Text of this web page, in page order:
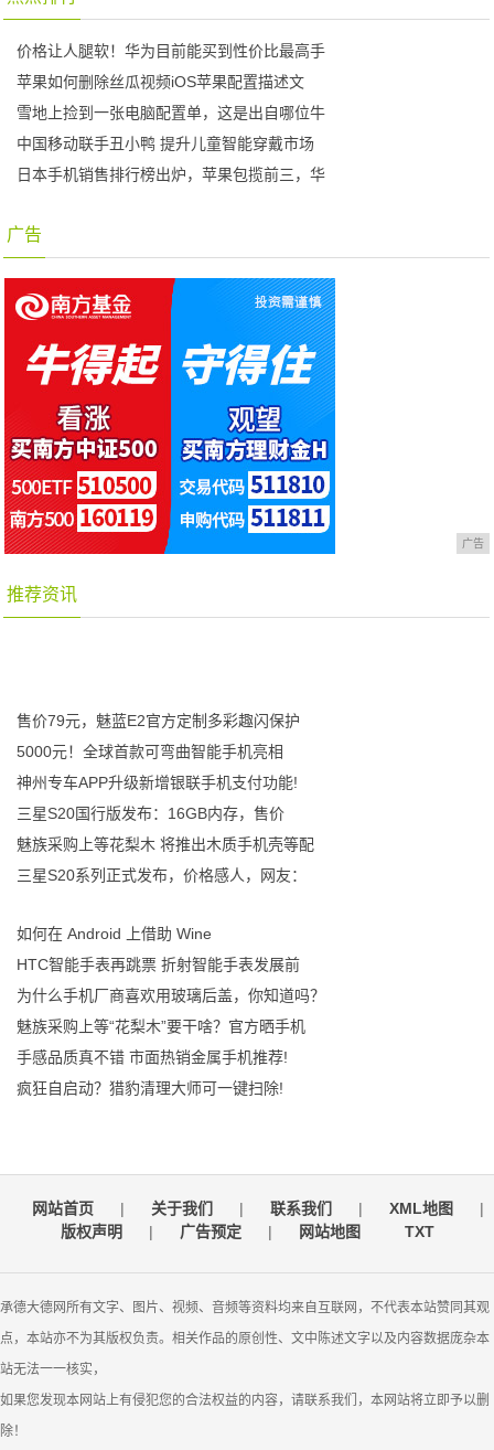
价格让人腿软！华为目前能买到性价比最高手
苹果如何删除丝瓜视频iOS苹果配置描述文
雪地上捡到一张电脑配置单，这是出自哪位牛
中国移动联手丑小鸭 提升儿童智能穿戴市场
日本手机销售排行榜出炉，苹果包揽前三，华
广告
广告
推荐资讯
售价79元，魅蓝E2官方定制多彩趣闪保护
5000元！全球首款可弯曲智能手机亮相
神州专车APP升级新增银联手机支付功能!
三星S20国行版发布：16GB内存，售价
魅族采购上等花梨木 将推出木质手机壳等配
三星S20系列正式发布，价格感人，网友：
如何在 Android 上借助 Wine
HTC智能手表再跳票 折射智能手表发展前
为什么手机厂商喜欢用玻璃后盖，你知道吗？
魅族采购上等“花梨木”要干啥？官方晒手机
手感品质真不错 市面热销金属手机推荐!
疯狂自启动？猎豹清理大师可一键扫除!
网站首页 | 关于我们 | 联系我们 | XML地图
|
版权声明
| 广告预定 | 网站地图 TXT
承德大德网所有文字、图片、视频、音频等资料均来自互联网，不代表本站赞同其观
点，本站亦不为其版权负责。相关作品的原创性、文中陈述文字以及内容数据庞杂本
站无法一一核实，
如果您发现本网站上有侵犯您的合法权益的内容，请联系我们，本网站将立即予以删
除！